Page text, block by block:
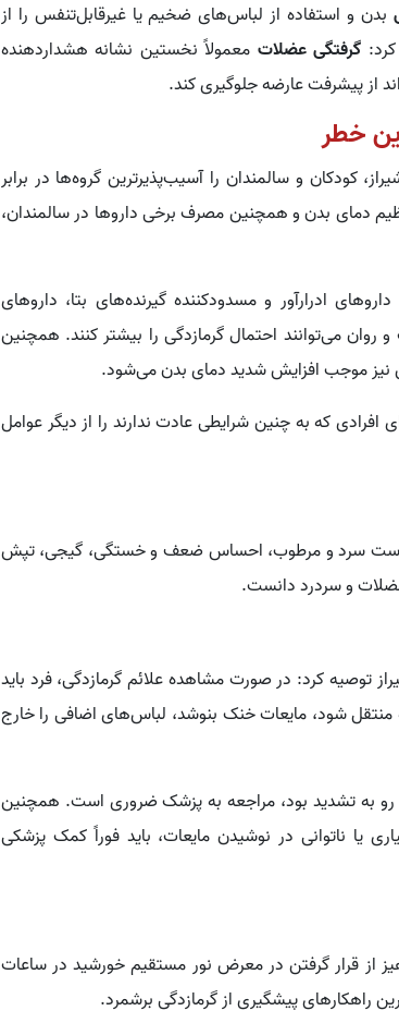
بدن و استفاده از لباس‌های ضخیم یا غیرقابل‌تنفس را از
گرفتگی عضلات معمولاً نخستین نشانه هشداردهنده
از پیشرفت عارضه جلوگیری کند.
خطر
کودکان و سالمندان را آسیب‌پذیرترین گروه‌ها در برابر
دمای بدن و همچنین مصرف برخی داروها در سالمندان،
ادرارآور و مسدودکننده گیرنده‌های بتا، داروهای
می‌توانند احتمال گرمازدگی را بیشتر کنند. همچنین
نیز موجب افزایش شدید دمای بدن می‌شود.
که به چنین شرایطی عادت ندارند را از دیگر عوامل
پوست سرد و مرطوب، احساس ضعف و خستگی، گیجی، تپش
و سردرد دانست.
توصیه کرد: در صورت مشاهده علائم گرمازدگی، فرد باید
شود، مایعات خنک بنوشد، لباس‌های اضافی را خارج
رو به تشدید بود، مراجعه به پزشک ضروری است. همچنین
ناتوانی در نوشیدن مایعات، باید فوراً کمک پزشکی
از قرار گرفتن در معرض نور مستقیم خورشید در ساعات
راهکارهای پیشگیری از گرمازدگی برشمرد.